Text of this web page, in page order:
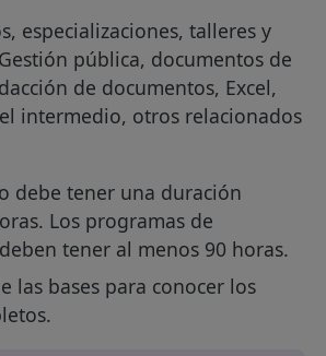
especializaciones, talleres y
pública, documentos de
de documentos, Excel,
intermedio, otros relacionados
debe tener una duración
Los programas de
tener al menos 90 horas.
las bases para conocer los